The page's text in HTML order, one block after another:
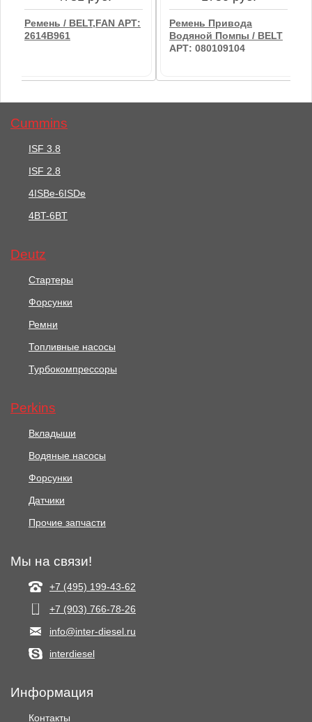
Ремень / BELT,FAN АРТ:
2614B961
4781 руб.
Ремень / BELT,FAN АРТ:
Ремень Привода
Водяной Помпы / BELT
АРТ: 080109104
Cummins
ISF 3.8
ISF 2.8
4ISBe-6ISDe
4BT-6BT
Deutz
Стартеры
Форсунки
Ремни
Топливные насосы
Турбокомпрессоры
Perkins
Вкладыши
Водяные насосы
Форсунки
Датчики
Прочие запчасти
Мы на связи!
+7 (495) 199-43-62
+7 (903) 766‑78-26
info@inter-diesel.ru
interdiesel
Информация
Контакты